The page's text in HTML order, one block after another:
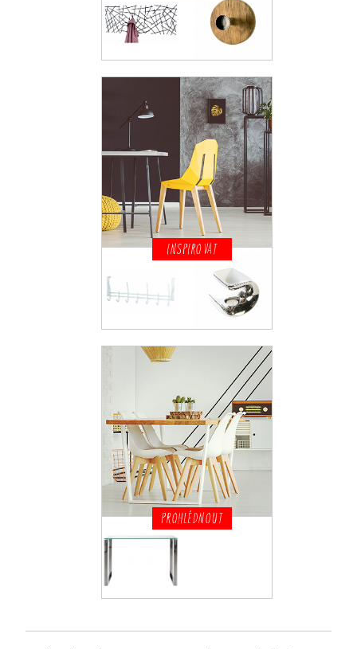
INSPIROVAT
PROHLÉDNOUT